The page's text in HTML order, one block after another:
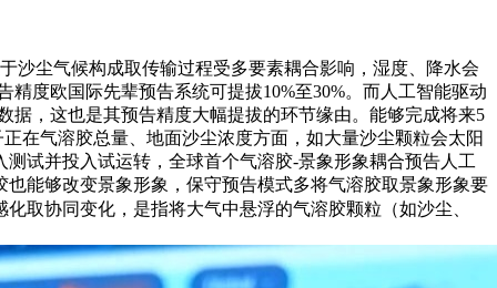
尘气候构成取传输过程受多要素耦合影响，湿度、降水会
度欧国际先辈预告系统可提拔10%至30%。而人工智能驱动
，这也是其预告精度大幅提拔的环节缘由。能够完成将来5
在气溶胶总量、地面沙尘浓度方面，如大量沙尘颗粒会太阳
试并投入试运转，全球首个气溶胶-景象形象耦合预告人工
能够改变景象形象，保守预告模式多将气溶胶取景象形象要
取协同变化，是指将大气中悬浮的气溶胶颗粒（如沙尘、